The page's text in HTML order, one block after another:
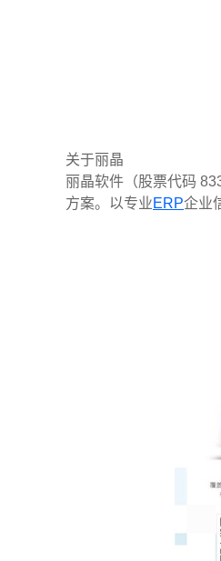
关于丽晶
丽晶软件（股票代码
方案。以专业ERP企业